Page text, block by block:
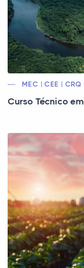
MEC | CEE | CRQ
Curso Técnico